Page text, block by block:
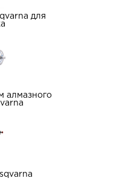
для
алмазного